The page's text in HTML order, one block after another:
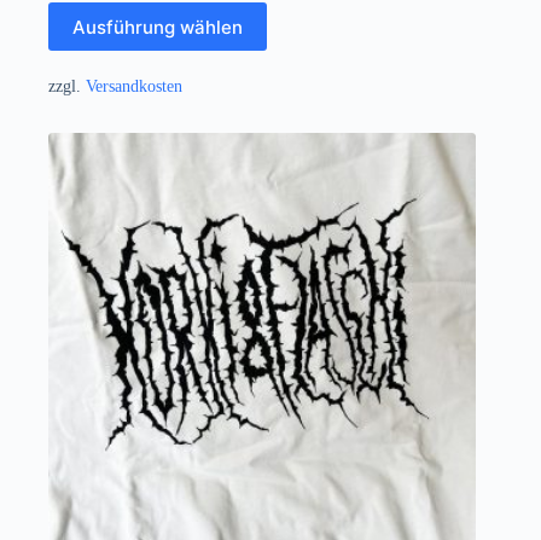
Ausführung wählen
Dieses
Produkt
weist
mehrere
Varianten
Die
Optionen
können
auf
der
Produktseite
gewählt
werden
zzgl. Versandkosten